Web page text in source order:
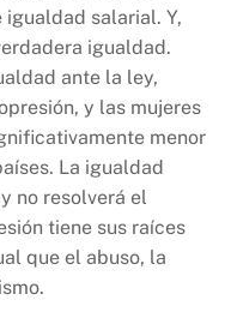
salarial. Y,
igualdad.
ante la ley,
y las mujeres
menor
La igualdad
no resolverá el
tiene sus raíces
que el abuso, la